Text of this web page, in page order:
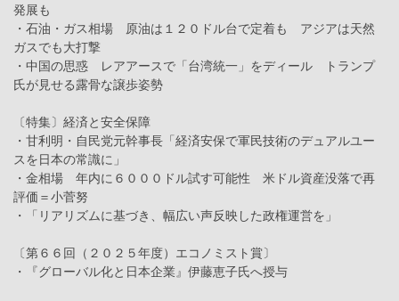
発展も
・石油・ガス相場 原油は１２０ドル台で定着も アジアは天然
ガスでも大打撃
・中国の思惑 レアアースで「台湾統一」をディール トランプ
氏が見せる露骨な譲歩姿勢
〔特集〕経済と安全保障
・甘利明・自民党元幹事長「経済安保で軍民技術のデュアルユー
スを日本の常識に」
・金相場 年内に６０００ドル試す可能性 米ドル資産没落で再
評価＝小菅努
・「リアリズムに基づき、幅広い声反映した政権運営を」
〔第６６回（２０２５年度）エコノミスト賞〕
・『グローバル化と日本企業』伊藤恵子氏へ授与